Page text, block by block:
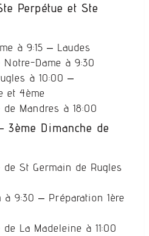
Perpétue et Ste
à 9:15 – Laudes
Notre-Dame à 9:30
à 10:00 –
et 4ème
de Mandres à 18:00
3ème Dimanche de
de St Germain de Rugles
à 9:30 – Préparation 1ère
La Madeleine à 11:00